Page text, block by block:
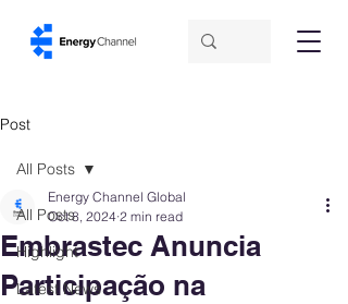
Post
All Posts
Highlight
Latest News
All Posts
Embrastec Anuncia
Participação na
Energy Channel Global
Oct 8, 2024 2 min read